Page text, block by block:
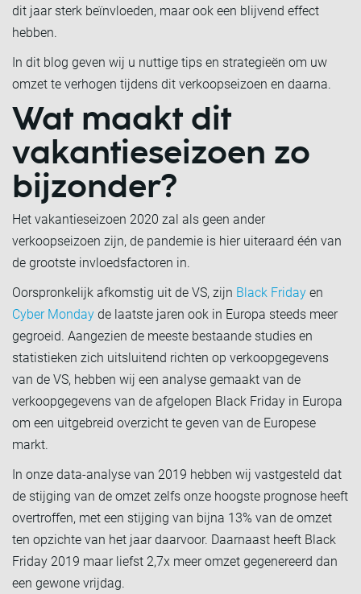
dit jaar sterk beïnvloeden, maar ook een blijvend effect
hebben.
In dit blog geven wij u nuttige tips en strategieën om uw
omzet te verhogen tijdens dit verkoopseizoen en daarna.
Wat maakt dit
vakantieseizoen zo
bijzonder?
Het vakantieseizoen 2020 zal als geen ander
verkoopseizoen zijn, de pandemie is hier uiteraard één van
de grootste invloedsfactoren in.
Oorspronkelijk afkomstig uit de VS, zijn Black Friday en
Cyber Monday de laatste jaren ook in Europa steeds meer
gegroeid. Aangezien de meeste bestaande studies en
statistieken zich uitsluitend richten op verkoopgegevens
van de VS, hebben wij een analyse gemaakt van de
verkoopgegevens van de afgelopen Black Friday in Europa
om een uitgebreid overzicht te geven van de Europese
markt.
In onze data-analyse van 2019 hebben wij vastgesteld dat
de stijging van de omzet zelfs onze hoogste prognose heeft
overtroffen, met een stijging van bijna 13% van de omzet
ten opzichte van het jaar daarvoor. Daarnaast heeft Black
Friday 2019 maar liefst 2,7x meer omzet gegenereerd dan
een gewone vrijdag.